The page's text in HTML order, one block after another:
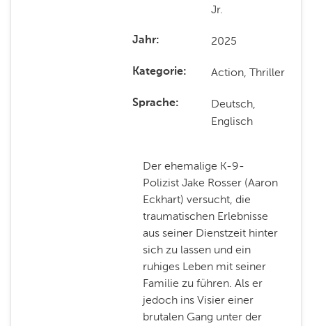
Jr.
Jahr 2025
Kategorie Action, Thriller
Sprache
Deutsch,
Englisch
Der ehemalige K-9-
Polizist Jake Rosser (Aaron
Eckhart) versucht, die
traumatischen Erlebnisse
aus seiner Dienstzeit hinter
sich zu lassen und ein
ruhiges Leben mit seiner
Familie zu führen. Als er
jedoch ins Visier einer
brutalen Gang unter der